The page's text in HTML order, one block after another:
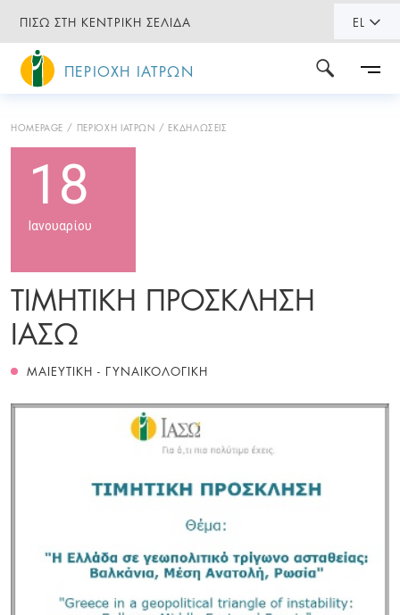
ΠΙΣΩ ΣΤΗ ΚΕΝΤΡΙΚΗ ΣΕΛΙΔΑ EL
ΠΕΡΙΟΧΗ ΙΑΤΡΩΝ
HOMEPAGE ΠΕΡΙΟΧΗ ΙΑΤΡΩΝ ΕΚΔΗΛΩΣΕΙΣ
18
Ιανουαρίου
ΤΙΜΗΤΙΚΗ ΠΡΟΣΚΛΗΣΗ
ΙΑΣΩ
ΜΑΙΕΥΤΙΚΗ - ΓΥΝΑΙΚΟΛΟΓΙΚΗ